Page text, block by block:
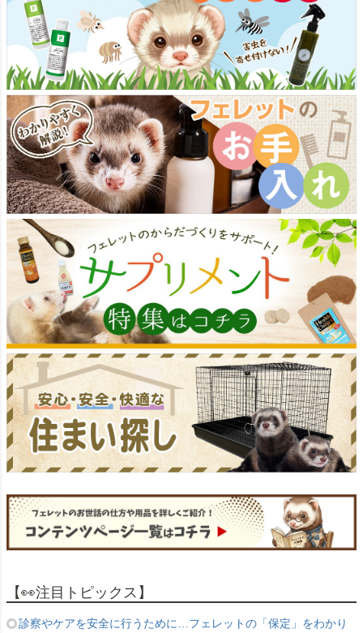
【👀注目トピックス】
診察やケアを安全に行うために…フェレットの「保定」をわかり